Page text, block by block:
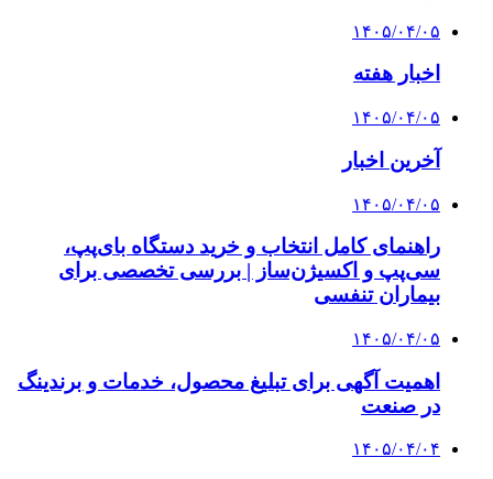
۱۴۰۵/۰۴/۰۵
اخبار هفته
۱۴۰۵/۰۴/۰۵
آخرین اخبار
۱۴۰۵/۰۴/۰۵
راهنمای کامل انتخاب و خرید دستگاه بای‌پپ،
سی‌پپ و اکسیژن‌ساز | بررسی تخصصی برای
بیماران تنفسی
۱۴۰۵/۰۴/۰۵
اهمیت آگهی برای تبلیغ محصول، خدمات و برندینگ
در صنعت
۱۴۰۵/۰۴/۰۴